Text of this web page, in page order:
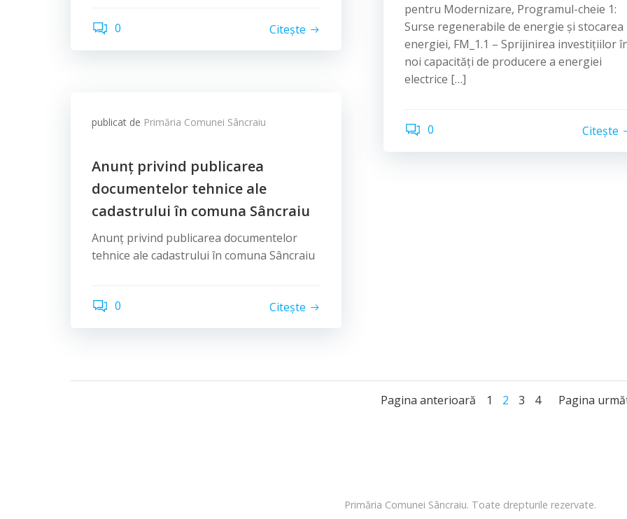
pentru Modernizare, Programul-cheie 1:
Surse regenerabile de energie și stocarea
energiei, FM_1.1 – Sprijinirea investiţiilor
noi capacităţi de producere a energiei
electrice […]
0 Citește
0 Citește
publicat de Primăria Comunei Sâncraiu
Anunț privind publicarea
documentelor tehnice ale
cadastrului în comuna Sâncraiu
Anunț privind publicarea documentelor
tehnice ale cadastrului în comuna Sâncraiu
0 Citește
Posts
Pagina anterioară
Posts
Page
1 Page
2 Page
3 Page
4
Posts
Pagina
Primăria Comunei Sâncraiu. Toate drepturile rezervate.